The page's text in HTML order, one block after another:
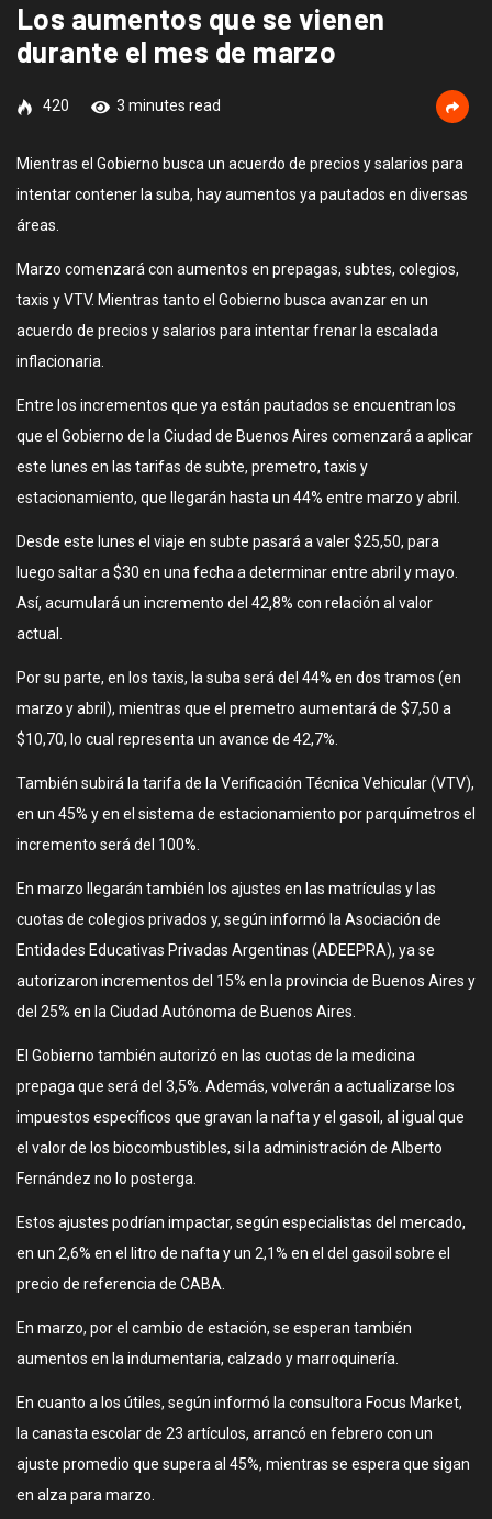
Los aumentos que se vienen
durante el mes de marzo
420 3 minutes read
Mientras el Gobierno busca un acuerdo de precios y salarios para
intentar contener la suba, hay aumentos ya pautados en diversas
áreas.
Marzo comenzará con aumentos en prepagas, subtes, colegios,
taxis y VTV. Mientras tanto el Gobierno busca avanzar en un
acuerdo de precios y salarios para intentar frenar la escalada
inflacionaria.
Entre los incrementos que ya están pautados se encuentran los
que el Gobierno de la Ciudad de Buenos Aires comenzará a aplicar
este lunes en las tarifas de subte, premetro, taxis y
estacionamiento, que llegarán hasta un 44% entre marzo y abril.
Desde este lunes el viaje en subte pasará a valer $25,50, para
luego saltar a $30 en una fecha a determinar entre abril y mayo.
Así, acumulará un incremento del 42,8% con relación al valor
actual.
Por su parte, en los taxis, la suba será del 44% en dos tramos (en
marzo y abril), mientras que el premetro aumentará de $7,50 a
$10,70, lo cual representa un avance de 42,7%.
También subirá la tarifa de la Verificación Técnica Vehicular (VTV),
en un 45% y en el sistema de estacionamiento por parquímetros el
incremento será del 100%.
En marzo llegarán también los ajustes en las matrículas y las
cuotas de colegios privados y, según informó la Asociación de
Entidades Educativas Privadas Argentinas (ADEEPRA), ya se
autorizaron incrementos del 15% en la provincia de Buenos Aires y
del 25% en la Ciudad Autónoma de Buenos Aires.
El Gobierno también autorizó en las cuotas de la medicina
prepaga que será del 3,5%. Además, volverán a actualizarse los
impuestos específicos que gravan la nafta y el gasoil, al igual que
el valor de los biocombustibles, si la administración de Alberto
Fernández no lo posterga.
Estos ajustes podrían impactar, según especialistas del mercado,
en un 2,6% en el litro de nafta y un 2,1% en el del gasoil sobre el
precio de referencia de CABA.
En marzo, por el cambio de estación, se esperan también
aumentos en la indumentaria, calzado y marroquinería.
En cuanto a los útiles, según informó la consultora Focus Market,
la canasta escolar de 23 artículos, arrancó en febrero con un
ajuste promedio que supera al 45%, mientras se espera que sigan
en alza para marzo.